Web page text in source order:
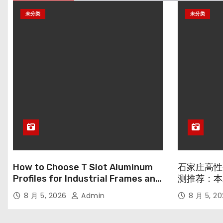
未分类
How to Choose T Slot Aluminum
Profiles for Industrial Frames and
Solar Projects
8 月 5, 2026 Admin
未分类
石家庄高
测推荐：
8 月 5,